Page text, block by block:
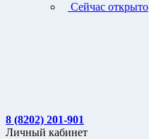
Сейчас открыто
8 (8202) 201-901
Личный кабинет